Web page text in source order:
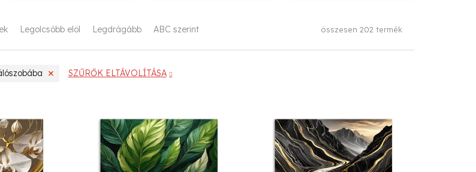
Legolcsóbb elöl Legdrágább ABC szerint összesen 202 termék
SZŰRŐK ELTÁVOLÍTÁSA